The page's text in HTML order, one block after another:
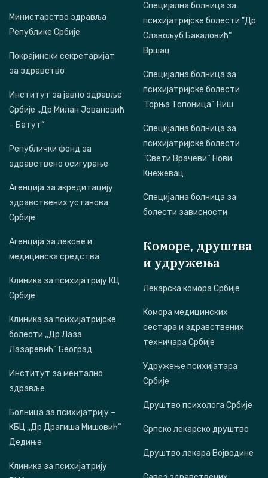
Министарство здравља
Републике Србије
Покрајински секретаријат
за здравство
Институт за јавно здравље
Србије ,,Др Милан Јовановић
– Батут“
Републички фонд за
здравствено осигурање
Агенција за акредитацију
здравствених установа
Србије
Агенција за лекове и
медицинска средства
Клиника за психијатрију КЦ
Србије
Клиника за психијатријске
болести ,,Др Лаза
Лазаревић“ Београд
Институт за ментално
здравље
Болница за психијатрију –
КБЦ ,,Др Драгиша Мишовић“
Дедиње
Клиника за психијатрију
Специјална болница за
психијатријске болести "Др
Славољуб Бакаловић“
Вршац
Специјална болница за
психијатријске болести
"Горња Топоница“ Ниш
Специјална болница за
психијатријске болести
"Свети Врачеви“ Нови
Кнежевац
Специјална болница за
болести зависности
Коморе, друштва
и удружења
Лекарска комора Србије
Комора медицинских
сестара и здравствених
техничара Србије
Удружење психијатара
Србије
Друштво психолога Србије
Српско лекарско друштво
Друштво лекара Војводине